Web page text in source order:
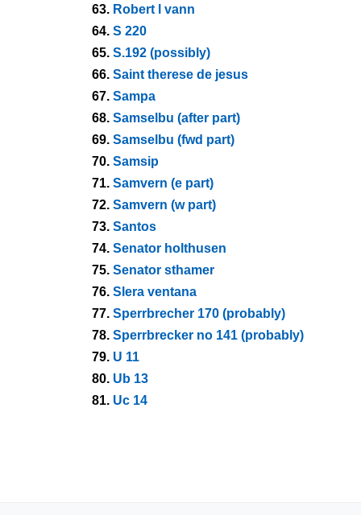
63. Robert l vann
64. S 220
65. S.192 (possibly)
66. Saint therese de jesus
67. Sampa
68. Samselbu (after part)
69. Samselbu (fwd part)
70. Samsip
71. Samvern (e part)
72. Samvern (w part)
73. Santos
74. Senator holthusen
75. Senator sthamer
76. Slera ventana
77. Sperrbrecher 170 (probably)
78. Sperrbrecker no 141 (probably)
79. U 11
80. Ub 13
81. Uc 14